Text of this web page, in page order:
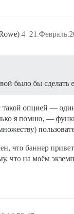
4
было бы сделать
такой опцией —
я помню, —
что баннер
что на моём